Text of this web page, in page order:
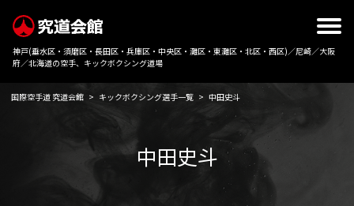
神戸(垂水区・須磨区・長田区・兵庫区・中央区・灘区・東灘区・北区・西区)／尼崎／大阪
府／北海道の空手、キックボクシング道場
国際空手道 究道会館 > キックボクシング選手一覧 > 中田史斗
中田史斗